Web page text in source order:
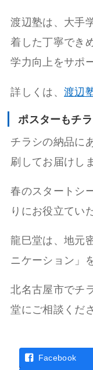
渡辺塾は、大手
着した丁寧でき
学力向上をサポ
詳しくは、渡辺
ポスターもチ
チラシの納品に
刷してお届けし
春のスタートシ
りにお役立てい
龍巳堂は、地元
ニケーション」
北名古屋市でチ
堂にご相談くだ
Facebook